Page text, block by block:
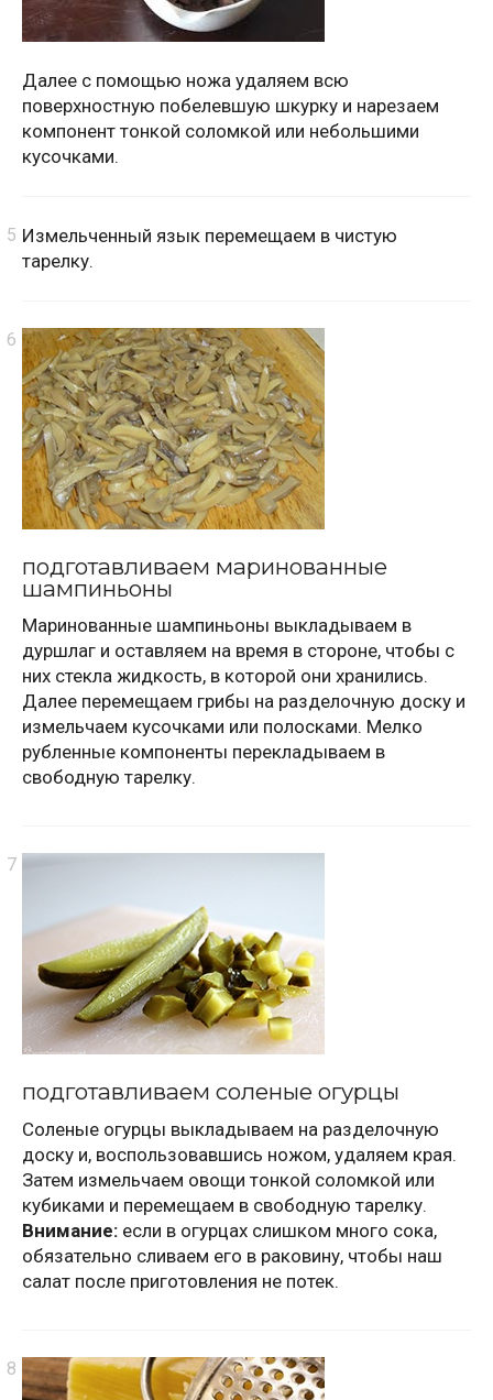
Далее с помощью ножа удаляем всю
поверхностную побелевшую шкурку и нарезаем
компонент тонкой соломкой или небольшими
кусочками.
Измельченный язык перемещаем в чистую
тарелку.
подготавливаем маринованные
шампиньоны
Маринованные шампиньоны выкладываем в
дуршлаг и оставляем на время в стороне, чтобы с
них стекла жидкость, в которой они хранились.
Далее перемещаем грибы на разделочную доску и
измельчаем кусочками или полосками. Мелко
рубленные компоненты перекладываем в
свободную тарелку.
подготавливаем соленые огурцы
Соленые огурцы выкладываем на разделочную
доску и, воспользовавшись ножом, удаляем края.
Затем измельчаем овощи тонкой соломкой или
кубиками и перемещаем в свободную тарелку.
Внимание: если в огурцах слишком много сока,
обязательно сливаем его в раковину, чтобы наш
салат после приготовления не потек.